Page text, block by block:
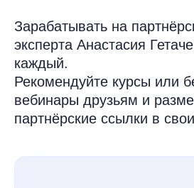
Зарабатывать на
эксперта Анастасия
каждый.
Рекомендуйте курсы или
вебинары друзьям и
партнёрские ссылки в